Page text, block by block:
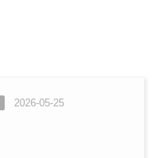
2026-05-25